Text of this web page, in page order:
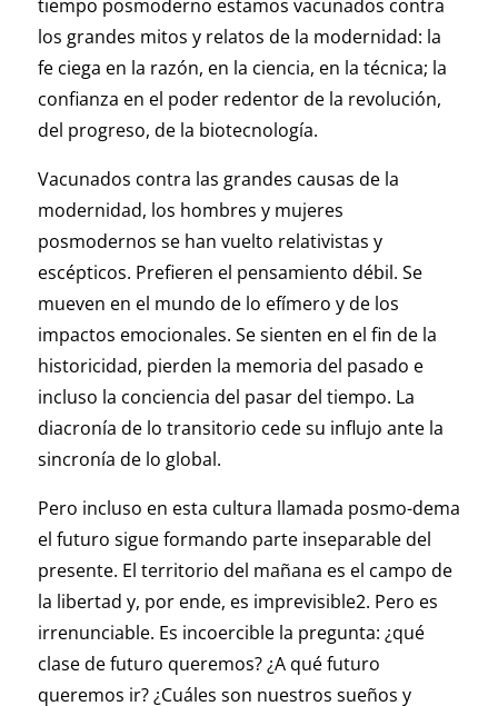
tiempo posmoderno estamos vacunados contra
los grandes mitos y relatos de la modernidad: la
fe ciega en la razón, en la ciencia, en la técnica; la
confianza en el poder redentor de la revolución,
del progreso, de la biotecnología.
Vacunados contra las grandes causas de la
modernidad, los hombres y mujeres
posmodernos se han vuelto relativistas y
escépticos. Prefieren el pensamiento débil. Se
mueven en el mundo de lo efímero y de los
impactos emocionales. Se sienten en el fin de la
historicidad, pierden la memoria del pasado e
incluso la conciencia del pasar del tiempo. La
diacronía de lo transitorio cede su influjo ante la
sincronía de lo global.
Pero incluso en esta cultura llamada posmo-dema
el futuro sigue formando parte inseparable del
presente. El territorio del mañana es el campo de
la libertad y, por ende, es imprevisible2. Pero es
irrenunciable. Es incoercible la pregunta: ¿qué
clase de futuro queremos? ¿A qué futuro
queremos ir? ¿Cuáles son nuestros sueños y